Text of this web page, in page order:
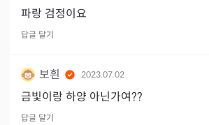
파랑 검정이요
답글 달기
보흰 2023.07.02
금빛이랑 하양 아닌가여??
답글 달기